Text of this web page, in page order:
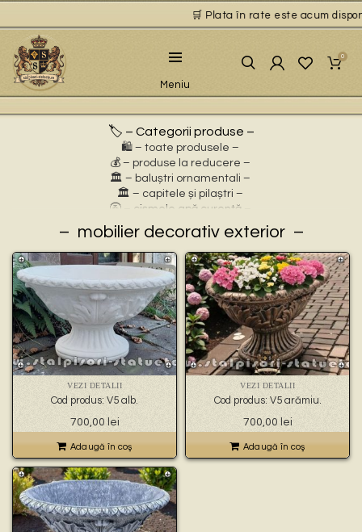
🛒 Plata în rate este acum
Meniu
0
🏷️ – Categorii produse –
🛍️ – toate produsele –
💰 – produse la reducere –
🏛 – baluștri ornamentali –
🏛 – capitele și pilaștri –
🚰 – cișmele apă curentă –
⛲ – fântâni arteziene –
🎀 – idei de cadouri –
🪴 – jardiniere cu personaje –
🌸 – jardiniere pentru flori –
🏗 – socluri și stative –
🦌 – statuete animale sălbatice –
🐕 – statuete animale domestice –
🧘 – statuete buddha –
🧺 – statuete cu coșulețe –
🐉 – statuete gargoyles –
👼 – statuete religioase și îngerași –
🦜 – statuete păsări –
💧 – statuete pentru fântâni –
🍄 – statuete pitici și troli –
🏺 – vaze pentru flori –
mobilier decorativ exterior
VEZI DETALII
Cod produs: V5 alb.
700,00 lei
Adaugă în coş
VEZI DETALII
Cod produs: V5 arămiu.
700,00 lei
Adaugă în coş